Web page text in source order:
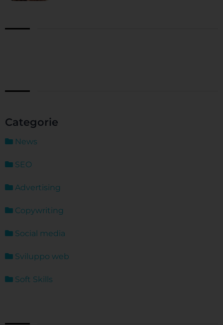
Categorie
News
SEO
Advertising
Copywriting
Social media
Sviluppo web
Soft Skills